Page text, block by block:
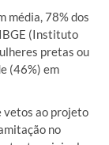
média, 78% dos
(Instituto
pretas ou
(46%) em
vetos ao projeto
no